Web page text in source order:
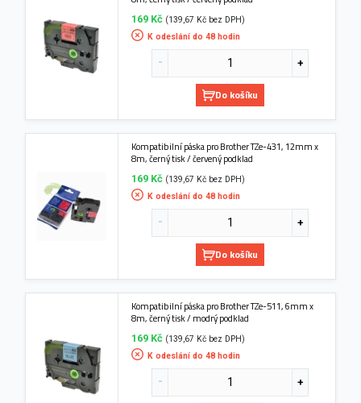
169 Kč (139,67 Kč bez DPH)
K odeslání do 48 hodin
Do košíku
Kompatibilní páska pro Brother TZe-431, 12mm x
8m, černý tisk / červený podklad
169 Kč (139,67 Kč bez DPH)
K odeslání do 48 hodin
Do košíku
Kompatibilní páska pro Brother TZe-511, 6mm x
8m, černý tisk / modrý podklad
169 Kč (139,67 Kč bez DPH)
K odeslání do 48 hodin